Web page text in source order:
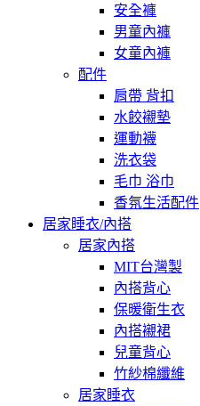
安全褲
男童內褲
女童內褲
配件
肩帶 背扣
水餃襯墊
運動襪
洗衣袋
毛巾 浴巾
香氛生活配件
居家睡衣/內搭
居家內搭
MIT台灣製
內搭背心
保暖衛生衣
內搭襯裙
兒童背心
竹紗棉纖維
居家睡衣